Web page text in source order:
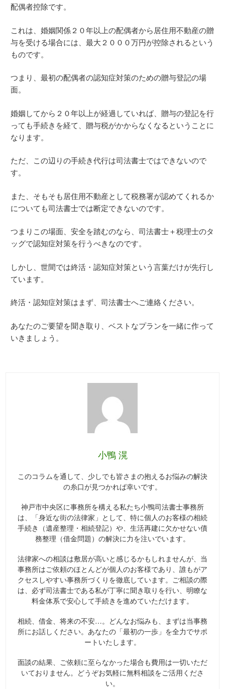
配偶者控除です。
これは、婚姻関係２０年以上の配偶者から居住用不動産の贈
与を受ける場合には、最大２０００万円が控除されるという
ものです。
つまり、最初の配偶者の認知症対策のための贈与登記の場
面。
婚姻してから２０年以上が経過していれば、贈与の登記を行
っても手続きを経て、贈与税がかからなくなるということに
なります。
ただ、この辺りの手続き代行は司法書士ではできないので
す。
また、そもそも居住用不動産として税務署が認めてくれるか
についても司法書士では断定できないのです。
つまりこの場面、安全を踏むのなら、司法書士＋税理士のタ
ッグで認知症対策を行うべきなのです。
しかし、世間では終活・認知症対策という言葉だけが先行し
ています。
終活・認知症対策はまず、司法書士へご連絡ください。
あなたのご要望を聞き取り、ベストなプランを一緒に作って
いきましょう。
小鴨 滉
このコラムを通して、少しでも皆さまの抱えるお悩みの解決
の糸口が見つかれば幸いです。
神戸市中央区に事務所を構える私たち小鴨司法書士事務所
は、「身近な街の法律家」として、特に個人のお客様の相続
手続き（遺産整理・相続登記）や、生活再建に欠かせない債
務整理（借金問題）の解決に力を注いでいます。
法律家への相談は敷居が高いと感じるかもしれませんが、当
事務所はご依頼のほとんどが個人のお客様であり、誰もがア
クセスしやすい事務所づくりを徹底しています。ご相談の際
は、必ず司法書士である私が丁寧に聞き取りを行い、明瞭な
料金体系で安心して手続きを進めていただけます。
相続、借金、将来の不安…。どんなお悩みも、まずは当事務
所にお話しください。あなたの「最初の一歩」を全力でサポ
ートいたします。
面談の結果、ご依頼に至らなかった場合も費用は一切いただ
いておりません。どうぞお気軽に無料相談をご活用くださ
い。